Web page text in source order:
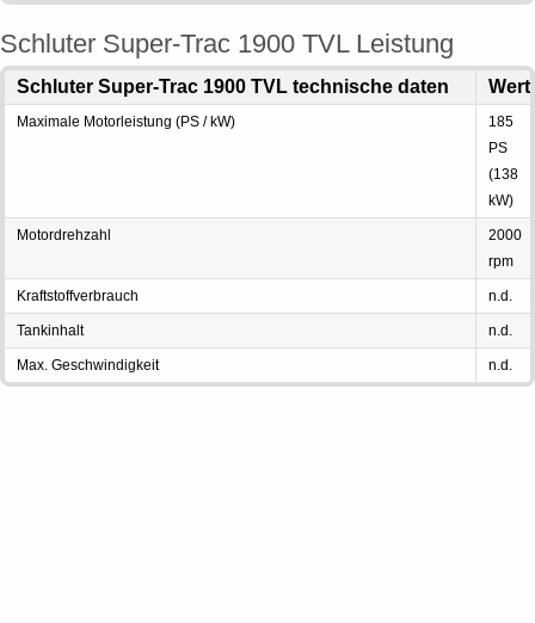
Schluter Super-Trac 1900 TVL Leistung
Schluter Super-Trac 1900 TVL technische daten Wert
Maximale Motorleistung (PS / kW)
185
PS
(138
kW)
Motordrehzahl
2000
rpm
Kraftstoffverbrauch n.d.
Tankinhalt n.d.
Max. Geschwindigkeit n.d.